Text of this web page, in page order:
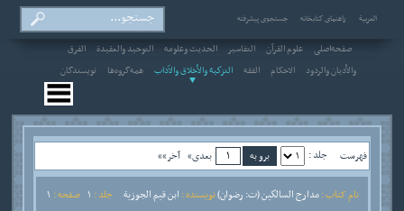
العربیة راهنمای کتابخانه جستجوی پیشرفته
صفحه‌اصلی علوم القرآن التفاسير الحديث وعلومه التوحيد والعقيدة
الفرق
والأديان والردود
الاحکام الفقه التزكية والأخلاق والآداب همه‌گروه‌ها نویسندگان
فهرست جلد : بعدی» آخر»»
نام کتاب :مدارج السالكين (ت: رضوان)نویسنده : ابن قيم الجوزية جلد : صفحه :